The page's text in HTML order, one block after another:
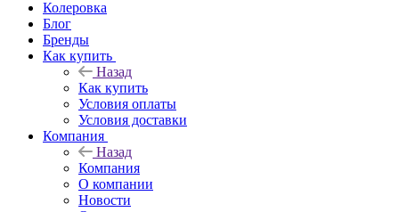
Колеровка
Блог
Бренды
Как купить
Назад
Как купить
Условия оплаты
Условия доставки
Компания
Назад
Компания
О компании
Новости